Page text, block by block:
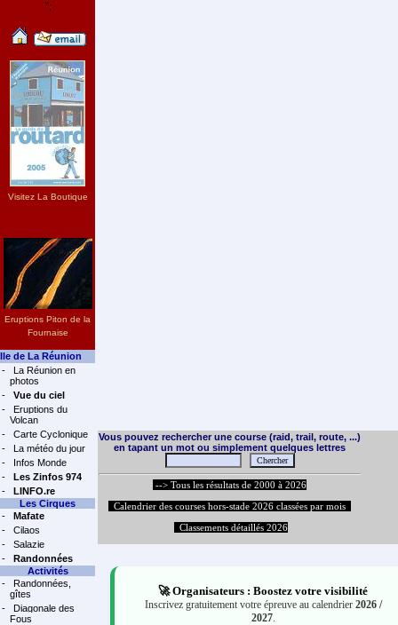
";
Visitez La Boutique
Eruptions Piton de la
Fournaise
Ile de La Réunion
-
La Réunion en
photos
-
Vue du ciel
-
Eruptions du
Volcan
-
Carte Cyclonique
-
La météo du jour
-
Infos Monde
-
Les Zinfos 974
-
LINFO.re
Les Cirques
-
Mafate
-
Cilaos
-
Salazie
-
Randonnées
Activités
-
Randonnées,
gîtes
-
Diagonale des
Fous
Vous pouvez rechercher une course (raid, trail, route, ...)
en tapant un mot ou simplement quelques lettres
--> Tous les résultats de 2000 à 2026
Calendrier des courses hors-stade 2026 classées par mois
Classements détaillés 2026
🚀 Organisateurs : Boostez votre visibilité
Inscrivez gratuitement votre épreuve au calendrier 2026 /
2027.